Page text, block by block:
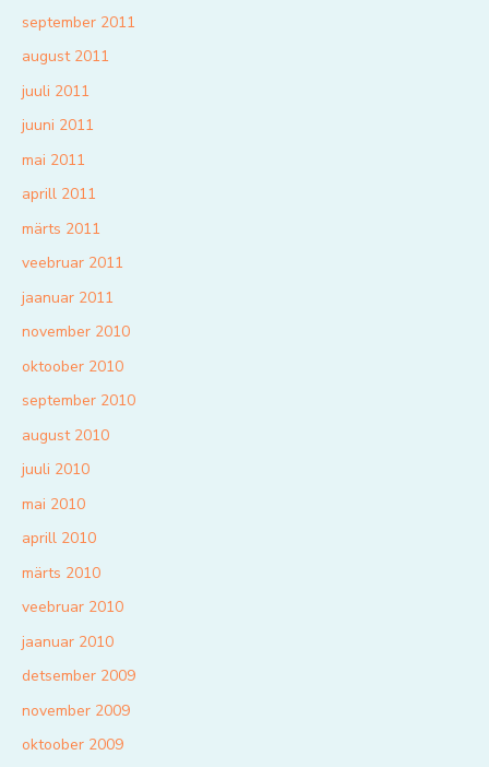
september 2011
august 2011
juuli 2011
juuni 2011
mai 2011
aprill 2011
märts 2011
veebruar 2011
jaanuar 2011
november 2010
oktoober 2010
september 2010
august 2010
juuli 2010
mai 2010
aprill 2010
märts 2010
veebruar 2010
jaanuar 2010
detsember 2009
november 2009
oktoober 2009